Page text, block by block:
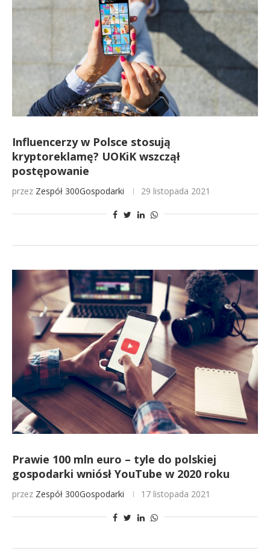
Influencerzy w Polsce stosują
kryptoreklamę? UOKiK wszczął
postępowanie
przez Zespół 300Gospodarki 29 listopada 2021
Prawie 100 mln euro – tyle do polskiej
gospodarki wniósł YouTube w 2020 roku
przez Zespół 300Gospodarki 17 listopada 2021